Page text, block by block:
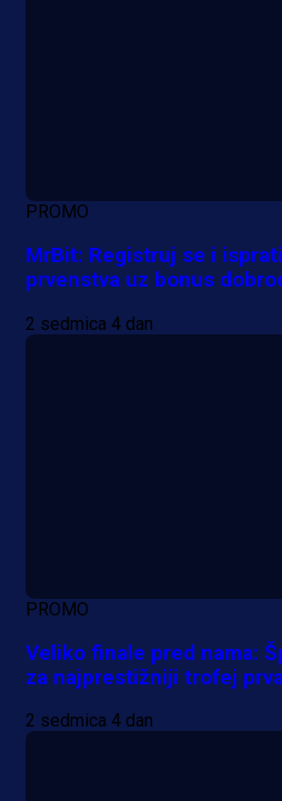
PROMO
MrBit: Registruj se i
prvenstva uz bonus
2 sedmica 4 dan
PROMO
Veliko finale pred nama:
za najprestižniji trofej
2 sedmica 4 dan